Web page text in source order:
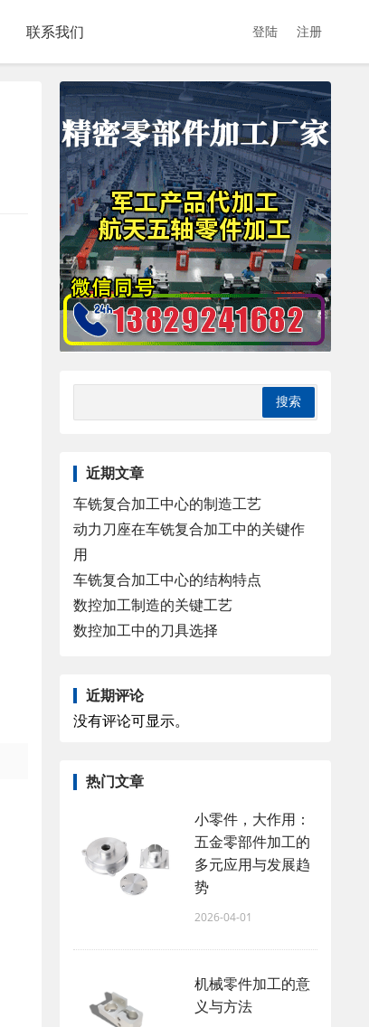
联系我们 登陆 注册
近期文章
车铣复合加工中心的制造工艺
动力刀座在车铣复合加工中的关键作
用
车铣复合加工中心的结构特点
数控加工制造的关键工艺
数控加工中的刀具选择
近期评论
没有评论可显示。
热门文章
小零件，大作用：
五金零部件加工的
多元应用与发展趋
势
2026-04-01
机械零件加工的意
义与方法